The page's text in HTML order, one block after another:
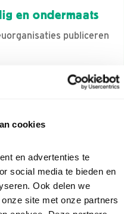
cookies
en advertenties te
social media te bieden en
Ook delen we
site met onze partners
en ondermaats
publiceren